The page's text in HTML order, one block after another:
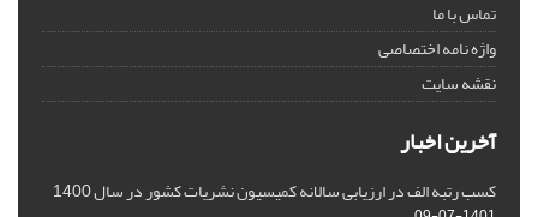
تماس با ما
واژه نامه اختصاصی
نقشه سایت
آخرین اخبار
کسب رتبه الف در ارزیابی سالانه کمیسیون نشریات کشور در سال 1400